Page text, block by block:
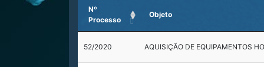
Nº
Processo
Objeto
52/2020 AQUISIÇÃO DE EQUIPAMENTOS